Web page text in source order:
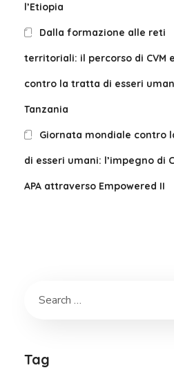
l’Etiopia
Dalla formazione alle reti
territoriali: il percorso di CVM e
contro la tratta di esseri
Tanzania
Giornata mondiale contro
di esseri umani: l’impegno di
APA attraverso Empowered II
Tag